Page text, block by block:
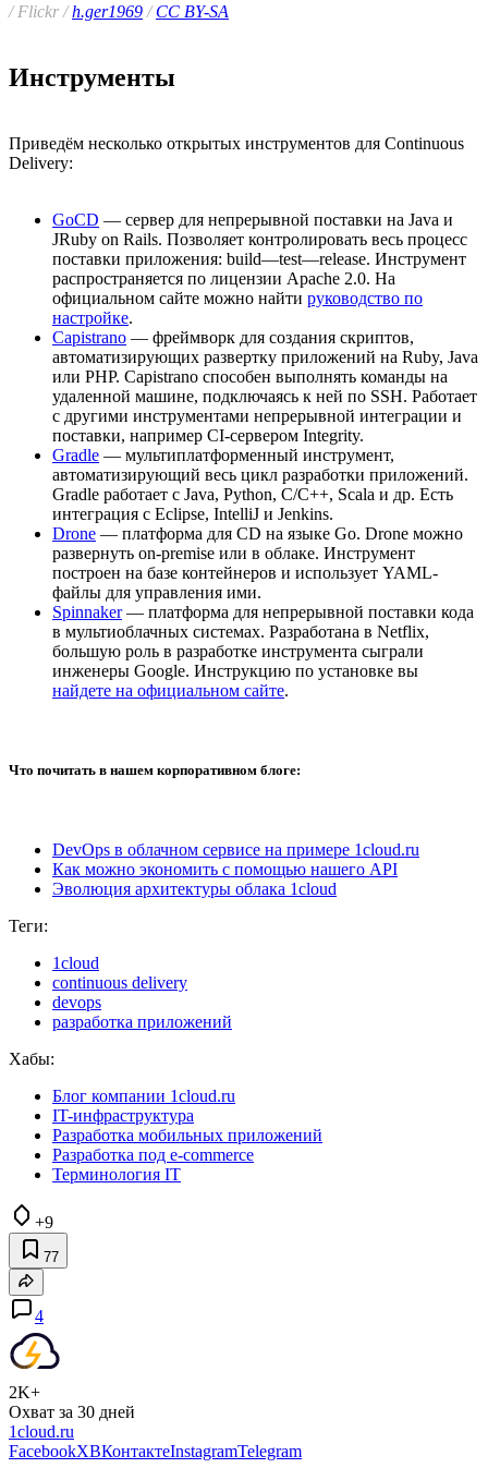
/ Flickr /h.ger1969 /CC BY-SA
Инструменты
Приведём несколько открытых инструментов для Continuous
Delivery:
GoCD — сервер для непрерывной поставки на Java и
JRuby on Rails. Позволяет контролировать весь процесс
поставки приложения: build—test—release. Инструмент
распространяется по лицензии Apache 2.0. На
официальном сайте можно найти руководство по
настройке.
Capistrano — фреймворк для создания скриптов,
автоматизирующих развертку приложений на Ruby, Java
или PHP. Capistrano способен выполнять команды на
удаленной машине, подключаясь к ней по SSH. Работает
с другими инструментами непрерывной интеграции и
поставки, например CI-сервером Integrity.
Gradle — мультиплатформенный инструмент,
автоматизирующий весь цикл разработки приложений.
Gradle работает с Java, Python, C/C++, Scala и др. Есть
интеграция с Eclipse, IntelliJ и Jenkins.
Drone — платформа для CD на языке Go. Drone можно
развернуть on-premise или в облаке. Инструмент
построен на базе контейнеров и использует YAML-
файлы для управления ими.
Spinnaker— платформа для непрерывной поставки кода
в мультиоблачных системах. Разработана в Netflix,
большую роль в разработке инструмента сыграли
инженеры Google. Инструкцию по установке вы
найдете на официальном сайте.
Что почитать в нашем корпоративном блоге:
DevOps в облачном сервисе на примере 1cloud.ru
Как можно экономить с помощью нашего API
Эволюция архитектуры облака 1cloud
Теги:
1cloud
continuous delivery
devops
разработка приложений
Хабы:
Блог компании 1cloud.ru
IT-инфраструктура
Разработка мобильных приложений
Разработка под e-commerce
Терминология IT
+9
77
4
2K+
Охват за 30 дней
1cloud.ru
FacebookXВКонтактеInstagramTelegram